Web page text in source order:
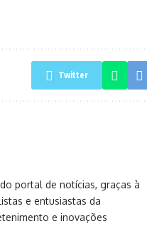
Twitter
portal de notícias, graças à
e entusiastas da
e inovações